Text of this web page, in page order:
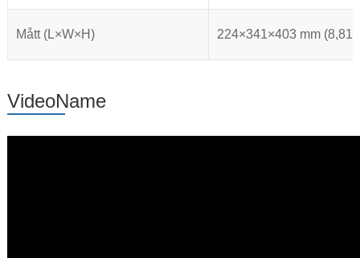
Mått (L×W×H) 224×341×403 mm
VideoName